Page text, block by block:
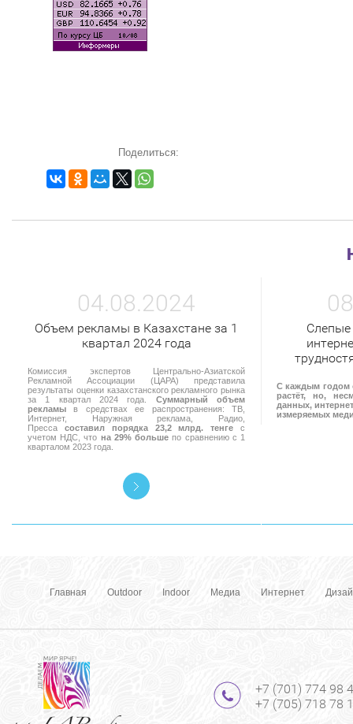
Поделиться:
04.08.2024
Объем рекламы в Казахстане за 1
квартал 2024 года
Комиссия экспертов Центрально-Азиатской
Рекламной Ассоциации (ЦАРА) представила
результаты оценки казахстанского рекламного рынка
за 1 квартал 2024 года. Суммарный объем
рекламы в средствах ее распространения: ТВ,
Интернет, Наружная реклама, Радио,
Пресса составил порядка 23,2 млрд. тенге с
учетом НДС, что на 29% больше по сравнению с 1
кварталом 2023 года.
С каждым годом
растёт, но,
данных,
измеряемых
Главная Outdoor Indoor Медиа Интернет
+7 (701) 774 98
+7 (705) 718 78